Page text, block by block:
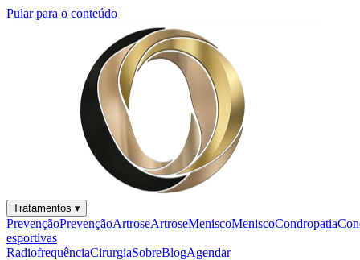
Pular para o conteúdo
Tratamentos ▾
PrevençãoPrevençãoArtroseArtroseMeniscoMeniscoCondropatia
esportivas
RadiofrequênciaCirurgiaSobreBlogAgendar